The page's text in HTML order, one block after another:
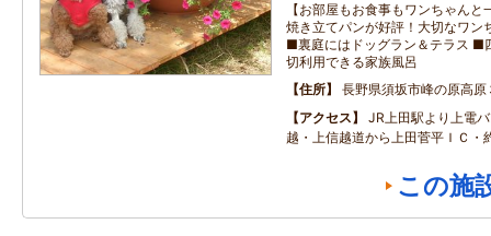
【お部屋もお食事もワンちゃん
焼き立てパンが好評！大切なワン
■裏庭にはドッグラン＆テラス ■
切利用できる家族風呂
住所
長野県須坂市峰の原高
アクセス
JR上田駅より上電
越・上信越道から上田菅平ＩＣ・
この施